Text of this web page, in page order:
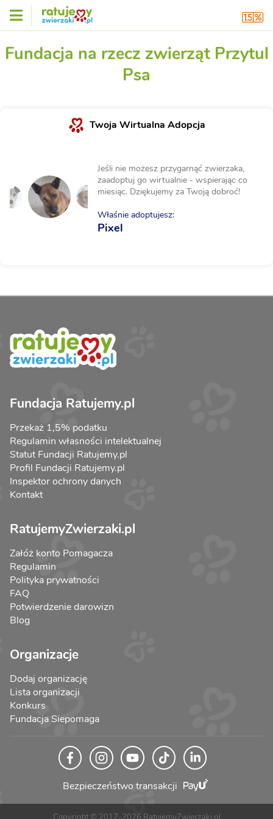
Fundacja na rzecz zwierząt Przytul
Psa
Twoja Wirtualna Adopcja
Jeśli nie możesz przygarnąć zwierzaka,
zaadoptuj go wirtualnie - wspierając co
miesiąc. Dziękujemy za Twoją dobroć!
Właśnie adoptujesz:
Pixel
Fundacja Ratujemy.pl
Przekaż 1,5% podatku
Regulamin własności intelektualnej
Statut Fundacji Ratujemy.pl
Profil Fundacji Ratujemy.pl
Inspektor ochrony danych
Kontakt
RatujemyZwierzaki.pl
Załóż konto Pomagacza
Regulamin
Polityka prywatności
FAQ
Potwierdzenie darowizn
Blog
Organizacje
Dodaj organizację
Lista organizacji
Konkurs
Fundacja Siepomaga
Bezpieczeństwo transakcji